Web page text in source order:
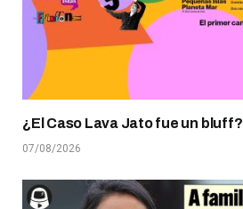
¿El Caso Lava Jato fue un bluff?
07/08/2026